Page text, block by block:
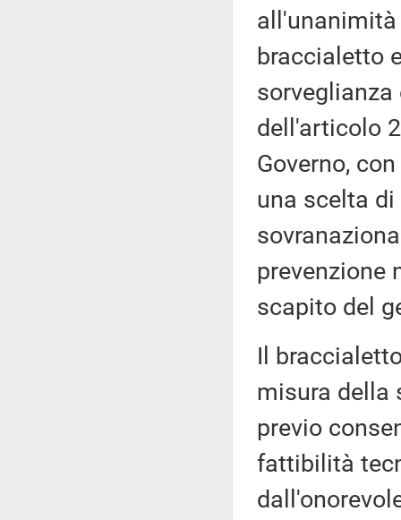
braccialetto
dell'articolo
Governo,
una scelta
prevenzione
scapito del
Il
misura della
previo
fattibilità